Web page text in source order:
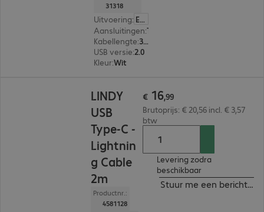
31318
Uitvoering: Europa
Aansluitingen:
Kabellengte: 3 m
USB versie:2.0
Kleur:Wit
LINDY
USB
Type-C -
Lightnin
g Cable
2m
Productnr.:
4581128
€ 16,99
Brutoprijs: € 20,56 incl. € 3,57
btw
Levering zodra
beschikbaar
Stuur me een bericht